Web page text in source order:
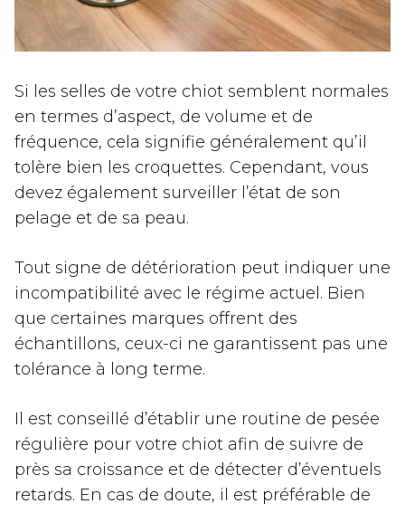
Si les selles de votre chiot semblent normales
en termes d’aspect, de volume et de
fréquence, cela signifie généralement qu’il
tolère bien les croquettes. Cependant, vous
devez également surveiller l’état de son
pelage et de sa peau.
Tout signe de détérioration peut indiquer une
incompatibilité avec le régime actuel. Bien
que certaines marques offrent des
échantillons, ceux-ci ne garantissent pas une
tolérance à long terme.
Il est conseillé d’établir une routine de pesée
régulière pour votre chiot afin de suivre de
près sa croissance et de détecter d’éventuels
retards. En cas de doute, il est préférable de